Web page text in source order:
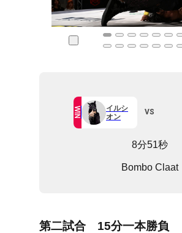
WIN
イルシ
オン
VS
8分51秒
Bombo Claat
第二試合 15分一本勝負